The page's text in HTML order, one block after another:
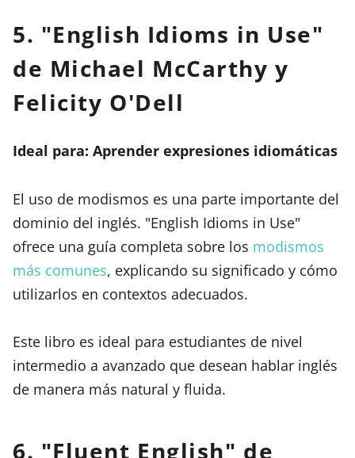
5. "English Idioms in Use"
de Michael McCarthy y
Felicity O'Dell
Ideal para: Aprender expresiones idiomáticas
El uso de modismos es una parte importante del
dominio del inglés. "English Idioms in Use"
ofrece una guía completa sobre los modismos
más comunes, explicando su significado y cómo
utilizarlos en contextos adecuados.
Este libro es ideal para estudiantes de nivel
intermedio a avanzado que desean hablar inglés
de manera más natural y fluida.
6. "Fluent English" de